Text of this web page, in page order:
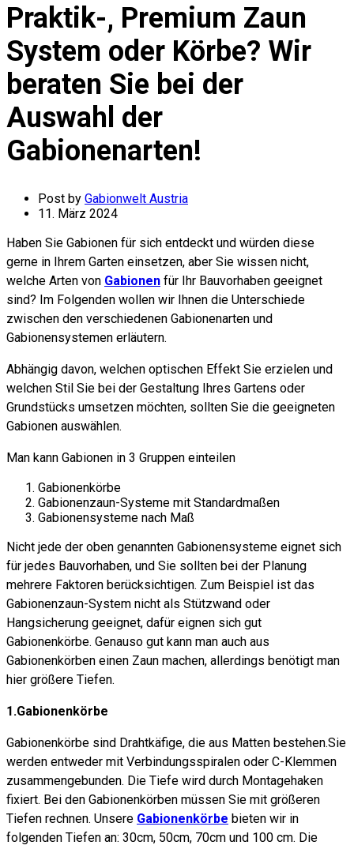
Praktik-, Premium Zaun
System oder Körbe? Wir
beraten Sie bei der
Auswahl der
Gabionenarten!
Post by Gabionwelt Austria
11. März 2024
Haben Sie Gabionen für sich entdeckt und würden diese
gerne in Ihrem Garten einsetzen, aber Sie wissen nicht,
welche Arten von Gabionen für Ihr Bauvorhaben geeignet
sind? Im Folgenden wollen wir Ihnen die Unterschiede
zwischen den verschiedenen Gabionenarten und
Gabionensystemen erläutern.
Abhängig davon, welchen optischen Effekt Sie erzielen und
welchen Stil Sie bei der Gestaltung Ihres Gartens oder
Grundstücks umsetzen möchten, sollten Sie die geeigneten
Gabionen auswählen.
Man kann Gabionen in 3 Gruppen einteilen
Gabionenkörbe
Gabionenzaun-Systeme mit Standardmaßen
Gabionensysteme nach Maß
Nicht jede der oben genannten Gabionensysteme eignet sich
für jedes Bauvorhaben, und Sie sollten bei der Planung
mehrere Faktoren berücksichtigen. Zum Beispiel ist das
Gabionenzaun-System nicht als Stützwand oder
Hangsicherung geeignet, dafür eignen sich gut
Gabionenkörbe. Genauso gut kann man auch aus
Gabionenkörben einen Zaun machen, allerdings benötigt man
hier größere Tiefen.
1.Gabionenkörbe
Gabionenkörbe sind Drahtkäfige, die aus Matten bestehen.Sie
werden entweder mit Verbindungsspiralen oder C-Klemmen
zusammengebunden. Die Tiefe wird durch Montagehaken
fixiert. Bei den Gabionenkörben müssen Sie mit größeren
Tiefen rechnen. Unsere Gabionenkörbe bieten wir in
folgenden Tiefen an: 30cm, 50cm, 70cm und 100 cm. Die